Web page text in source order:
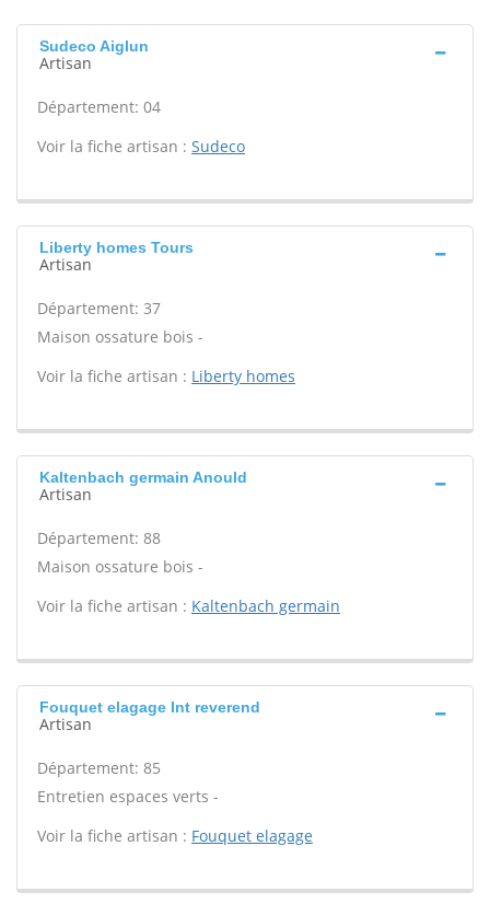
Sudeco Aiglun
Artisan
Département: 04
Voir la fiche artisan : Sudeco
Liberty homes Tours
Artisan
Département: 37
Maison ossature bois -
Voir la fiche artisan : Liberty homes
Kaltenbach germain Anould
Artisan
Département: 88
Maison ossature bois -
Voir la fiche artisan : Kaltenbach germain
Fouquet elagage Int reverend
Artisan
Département: 85
Entretien espaces verts -
Voir la fiche artisan : Fouquet elagage